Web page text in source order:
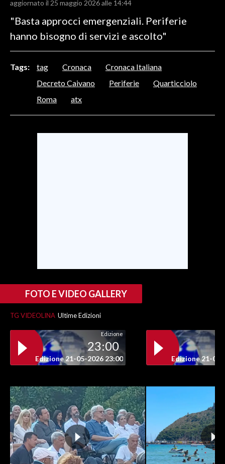
CALCIO REGIONALE
BASKET
VOLLEY
MOTORI
TENNIS
ALTRI SPORT
CULTURA
3 MINUTI CON
INSULARITÀ
INFO AZIENDE
ANNUNCI
NECROLOGI
PUBBLICITÀ
SPIAGGE
STORE
aggiornato il 25 maggio 2026 alle 14:44
"Basta approcci emergenziali. Periferie
hanno bisogno di servizi e ascolto"
Tags: tag Cronaca
Cronaca Italiana
Decreto Caivano
Periferie
Quarticciolo
Roma
atx
FOTO E VIDEO GALLERY
TG VIDEOLINA Ultime Edizioni
Edizione
23:00
Edizione 21-05-2026 23:00 Edizione 21-05-